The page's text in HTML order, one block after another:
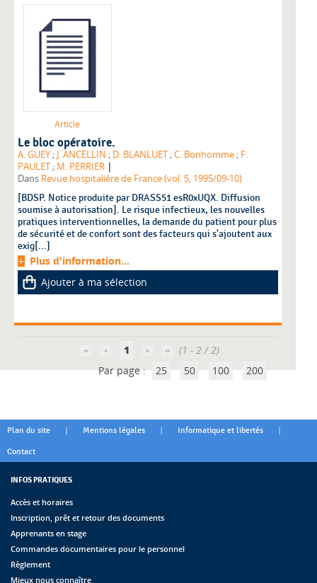
Article
Le bloc opératoire.
A. GUEY ; J. ANCELLIN ; D. BLANLUET ;C. Bonhomme ; F.
PAULET ; M. PERRIER |
Dans Revue hospitalière de France (vol. 5, 1995/09-10)
[BDSP. Notice produite par DRASS51 esR0xUQX. Diffusion
soumise à autorisation]. Le risque infectieux, les nouvelles
pratiques interventionnelles, la demande du patient pour plus
de sécurité et de confort sont des facteurs qui s'ajoutent aux
exig[...]
Plus d'information...
Ajouter à ma sélection
1
(1 - 2 / 2)
Par page : 25 50 100 200
Plan du site | Mentions légales | Informatique et libertés |
Contact
INFOS PRATIQUES
Accès et horaires
Inscription, prêt et retour des documents
Apprenants en stage
Commandes documentaires pour le personnel
Règlement
Mieux nous connaître